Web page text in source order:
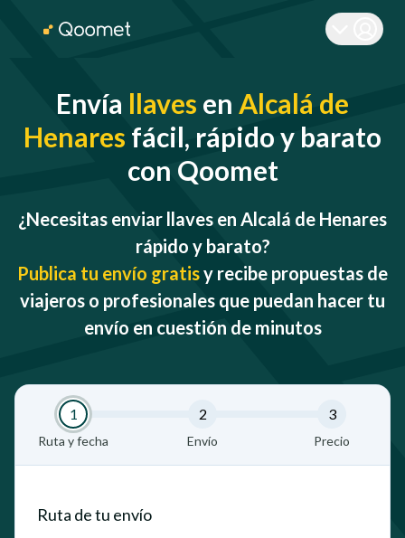
Envía llaves en Alcalá de
Henares fácil, rápido y barato
con Qoomet
¿Necesitas enviar llaves en Alcalá de Henares
rápido y barato?
Publica tu envío gratisy recibe propuestas de
viajeros o profesionales que puedan hacer tu
envío en cuestión de minutos
1
Ruta y fecha
2
Envío
3
Precio
Ruta de tu envío